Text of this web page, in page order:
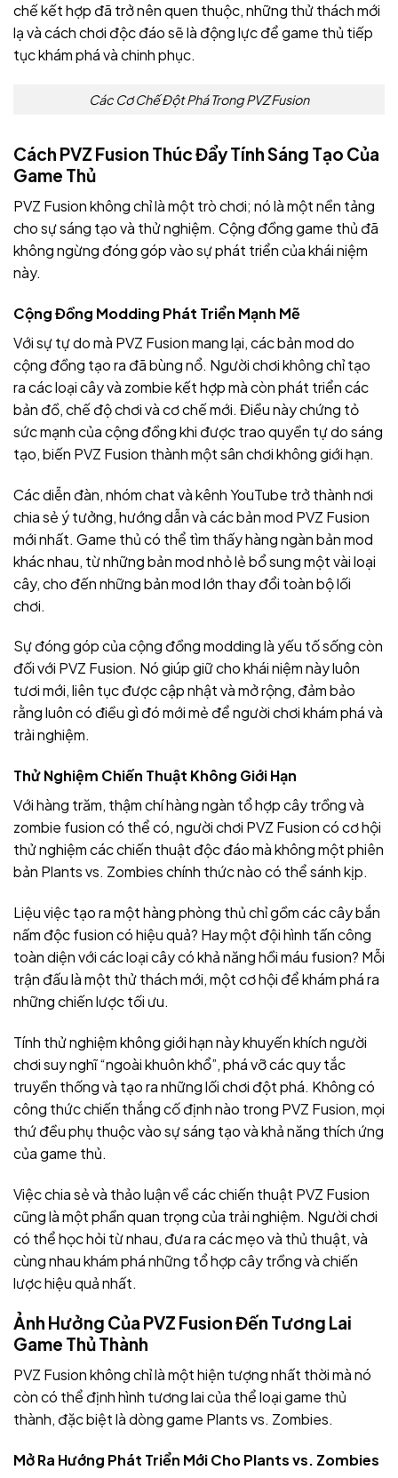
chế kết hợp đã trở nên quen thuộc, những thử thách mới
lạ và cách chơi độc đáo sẽ là động lực để game thủ tiếp
tục khám phá và chinh phục.
Các Cơ Chế Đột Phá Trong PVZ Fusion
Cách PVZ Fusion Thúc Đẩy Tính Sáng Tạo Của
Game Thủ
PVZ Fusion không chỉ là một trò chơi; nó là một nền tảng
cho sự sáng tạo và thử nghiệm. Cộng đồng game thủ đã
không ngừng đóng góp vào sự phát triển của khái niệm
này.
Cộng Đồng Modding Phát Triển Mạnh Mẽ
Với sự tự do mà PVZ Fusion mang lại, các bản mod do
cộng đồng tạo ra đã bùng nổ. Người chơi không chỉ tạo
ra các loại cây và zombie kết hợp mà còn phát triển các
bản đồ, chế độ chơi và cơ chế mới. Điều này chứng tỏ
sức mạnh của cộng đồng khi được trao quyền tự do sáng
tạo, biến PVZ Fusion thành một sân chơi không giới hạn.
Các diễn đàn, nhóm chat và kênh YouTube trở thành nơi
chia sẻ ý tưởng, hướng dẫn và các bản mod PVZ Fusion
mới nhất. Game thủ có thể tìm thấy hàng ngàn bản mod
khác nhau, từ những bản mod nhỏ lẻ bổ sung một vài loại
cây, cho đến những bản mod lớn thay đổi toàn bộ lối
chơi.
Sự đóng góp của cộng đồng modding là yếu tố sống còn
đối với PVZ Fusion. Nó giúp giữ cho khái niệm này luôn
tươi mới, liên tục được cập nhật và mở rộng, đảm bảo
rằng luôn có điều gì đó mới mẻ để người chơi khám phá và
trải nghiệm.
Thử Nghiệm Chiến Thuật Không Giới Hạn
Với hàng trăm, thậm chí hàng ngàn tổ hợp cây trồng và
zombie fusion có thể có, người chơi PVZ Fusion có cơ hội
thử nghiệm các chiến thuật độc đáo mà không một phiên
bản Plants vs. Zombies chính thức nào có thể sánh kịp.
Liệu việc tạo ra một hàng phòng thủ chỉ gồm các cây bắn
nấm độc fusion có hiệu quả? Hay một đội hình tấn công
toàn diện với các loại cây có khả năng hồi máu fusion? Mỗi
trận đấu là một thử thách mới, một cơ hội để khám phá ra
những chiến lược tối ưu.
Tính thử nghiệm không giới hạn này khuyến khích người
chơi suy nghĩ “ngoài khuôn khổ”, phá vỡ các quy tắc
truyền thống và tạo ra những lối chơi đột phá. Không có
công thức chiến thắng cố định nào trong PVZ Fusion, mọi
thứ đều phụ thuộc vào sự sáng tạo và khả năng thích ứng
của game thủ.
Việc chia sẻ và thảo luận về các chiến thuật PVZ Fusion
cũng là một phần quan trọng của trải nghiệm. Người chơi
có thể học hỏi từ nhau, đưa ra các mẹo và thủ thuật, và
cùng nhau khám phá những tổ hợp cây trồng và chiến
lược hiệu quả nhất.
Ảnh Hưởng Của PVZ Fusion Đến Tương Lai
Game Thủ Thành
PVZ Fusion không chỉ là một hiện tượng nhất thời mà nó
còn có thể định hình tương lai của thể loại game thủ
thành, đặc biệt là dòng game Plants vs. Zombies.
Mở Ra Hướng Phát Triển Mới Cho Plants vs. Zombies